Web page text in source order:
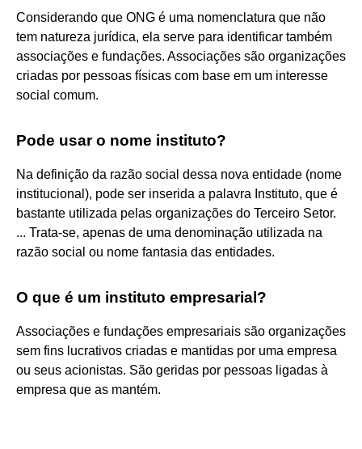
Considerando que ONG é uma nomenclatura que não
tem natureza jurídica, ela serve para identificar também
associações e fundações. Associações são organizações
criadas por pessoas físicas com base em um interesse
social comum.
Pode usar o nome instituto?
Na definição da razão social dessa nova entidade (nome
institucional), pode ser inserida a palavra Instituto, que é
bastante utilizada pelas organizações do Terceiro Setor.
... Trata-se, apenas de uma denominação utilizada na
razão social ou nome fantasia das entidades.
O que é um instituto empresarial?
Associações e fundações empresariais são organizações
sem fins lucrativos criadas e mantidas por uma empresa
ou seus acionistas. São geridas por pessoas ligadas à
empresa que as mantém.